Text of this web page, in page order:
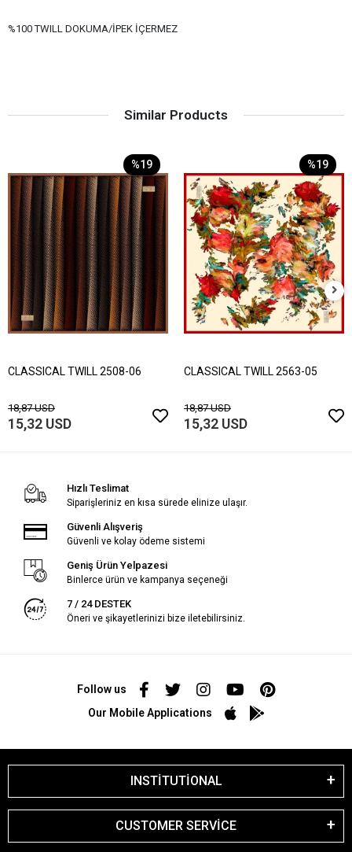
%100 TWILL DOKUMA/İPEK İÇERMEZ
Similar Products
%19
CLASSICAL TWILL 2508-06
18,87 USD
15,32 USD
%19
CLASSICAL TWILL 2563-05
18,87 USD
15,32 USD
Hızlı Teslimat
Siparişleriniz en kısa sürede elinize ulaşır.
Güvenli Alışveriş
Güvenli ve kolay ödeme sistemi
Geniş Ürün Yelpazesi
Binlerce ürün ve kampanya seçeneği
7 / 24 DESTEK
Öneri ve şikayetlerinizi bize iletebilirsiniz.
Follow us
Our Mobile Applications
INSTİTUTİONAL
CUSTOMER SERVİCE